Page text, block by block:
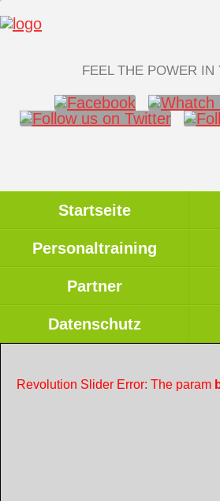
FEEL THE POWER IN
Startseite
Personaltraining
Partner
Datenschutz
Revolution Slider Error: The param